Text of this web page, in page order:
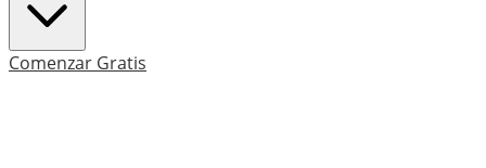
Comenzar Gratis